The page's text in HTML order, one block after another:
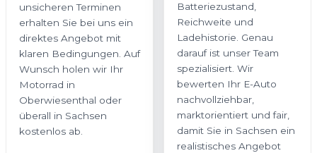
unsicheren Terminen
erhalten Sie bei uns ein
direktes Angebot mit
klaren Bedingungen. Auf
Wunsch holen wir Ihr
Motorrad in
Oberwiesenthal oder
überall in Sachsen
kostenlos ab.
Batteriezustand,
Reichweite und
Ladehistorie. Genau
darauf ist unser Team
spezialisiert. Wir
bewerten Ihr E-Auto
nachvollziehbar,
marktorientiert und fair,
damit Sie in Sachsen ein
realistisches Angebot